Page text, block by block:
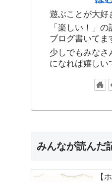
遊ぶことが大好
「楽しい！」
ブログ書いて
少しでもみなさ
になれば嬉しい
みんなが読んだ
【